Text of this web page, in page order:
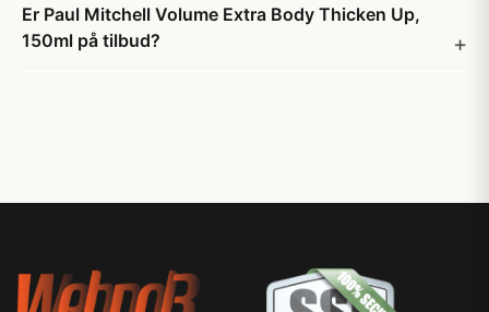
Er Paul Mitchell Volume Extra Body Thicken Up,
150ml på tilbud?